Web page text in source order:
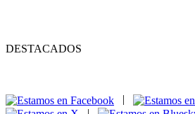
DESTACADOS